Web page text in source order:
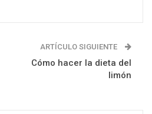
ARTÍCULO SIGUIENTE
Cómo hacer la dieta del
limón